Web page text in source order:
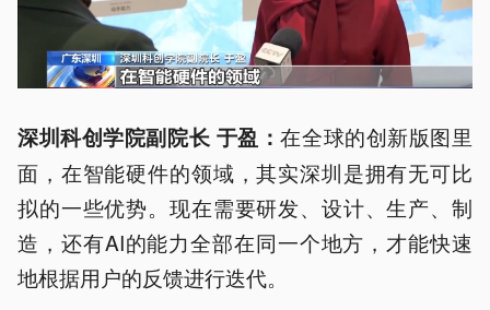
深圳科创学院副院长 于盈 ：在全球的创新版图里
面，在智能硬件的领域，其实深圳是拥有无可比
拟的一些优势。现在需要研发、设计、生产、制
造，还有AI的能力全部在同一个地方，才能快速
地根据用户的反馈进行迭代。